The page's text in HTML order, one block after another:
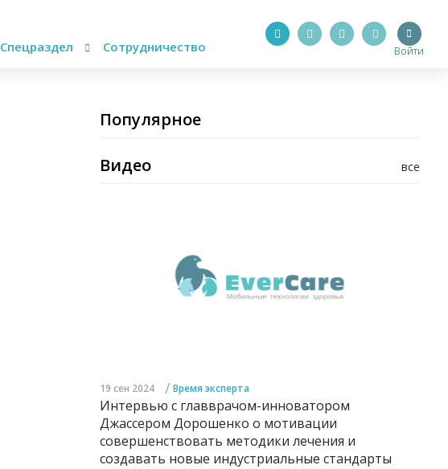
Спецраздел Сотрудничество Войти
Популярное
все
Видео
19 сен 2024 / Время эксперта
Интервью с главврачом-инноватором
Джассером Дорошенко о мотивации
совершенствовать методики лечения и
создавать новые индустриальные стандарты